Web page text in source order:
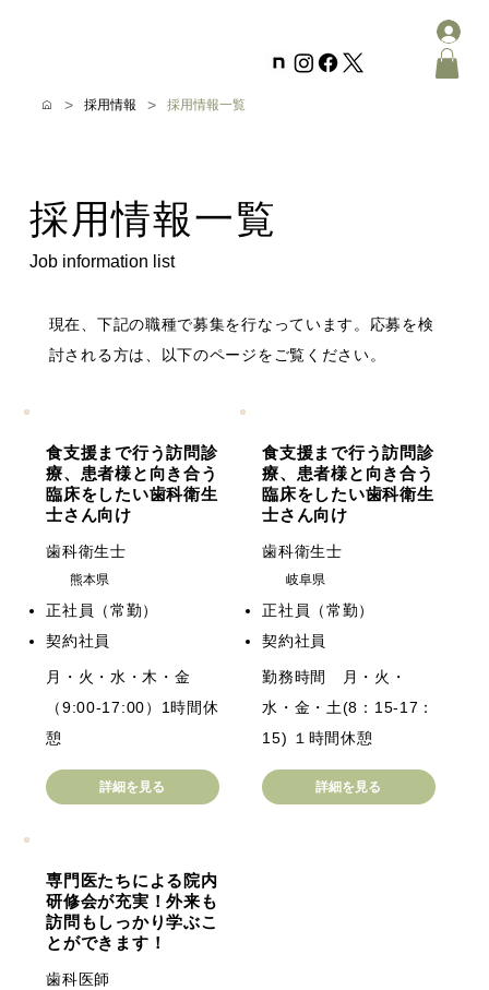
> 採用情報 > 採用情報一覧
採用情報一覧
Job information list
現在、下記の職種で募集を行なっています。応募を検
討される方は、以下のページをご覧ください。
食支援まで行う訪問診
療、患者様と向き合う
臨床をしたい歯科衛生
士さん向け
歯科衛生士
熊本県
正社員（常勤）
契約社員
月・火・水・木・金
（9:00-17:00）1時間休
憩
詳細を見る
食支援まで行う訪問診
療、患者様と向き合う
臨床をしたい歯科衛生
士さん向け
歯科衛生士
岐阜県
正社員（常勤）
契約社員
勤務時間 月・火・
水・金・土(8：15-17：
15) １時間休憩
詳細を見る
専門医たちによる院内
研修会が充実！外来も
訪問もしっかり学ぶこ
とができます！
歯科医師